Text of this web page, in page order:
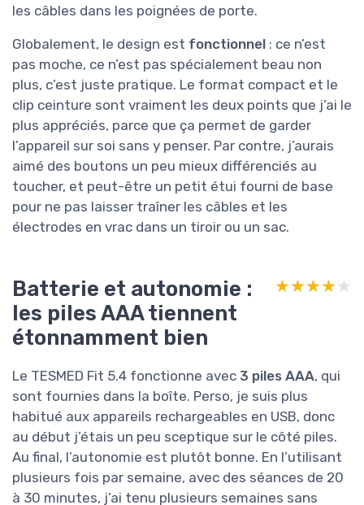
les câbles dans les poignées de porte.
Globalement, le design est fonctionnel : ce n’est
pas moche, ce n’est pas spécialement beau non
plus, c’est juste pratique. Le format compact et le
clip ceinture sont vraiment les deux points que j’ai le
plus appréciés, parce que ça permet de garder
l’appareil sur soi sans y penser. Par contre, j’aurais
aimé des boutons un peu mieux différenciés au
toucher, et peut-être un petit étui fourni de base
pour ne pas laisser traîner les câbles et les
électrodes en vrac dans un tiroir ou un sac.
Batterie et autonomie :
les piles AAA tiennent
étonnamment bien
★★★★★
★★★★★
Le TESMED Fit 5.4 fonctionne avec 3 piles AAA, qui
sont fournies dans la boîte. Perso, je suis plus
habitué aux appareils rechargeables en USB, donc
au début j’étais un peu sceptique sur le côté piles.
Au final, l’autonomie est plutôt bonne. En l’utilisant
plusieurs fois par semaine, avec des séances de 20
à 30 minutes, j’ai tenu plusieurs semaines sans